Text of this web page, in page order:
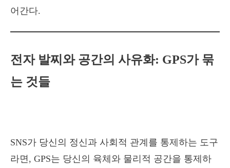
어간다.
전자 발찌와 공간의 사유화: GPS가 묶
는 것들
SNS가 당신의 정신과 사회적 관계를 통제하는 도구
라면, GPS는 당신의 육체와 물리적 공간을 통제하